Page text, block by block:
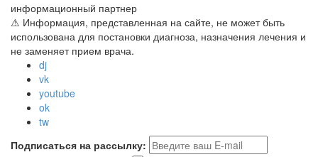
информационный партнер
⚠ Информация, представленная на сайте, не может быть
использована для постановки диагноза, назначения лечения и
не заменяет прием врача.
dj
vk
youtube
ok
tw
Подписаться на рассылку: